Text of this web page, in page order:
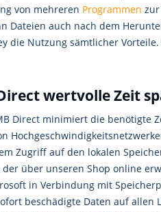
von mehreren Programmen
Dateien auch nach dem
Nutzung sämtlicher
wertvolle Zeit
Direct minimiert die benötigte
Zugriff auf den lokalen
über unseren Shop online
in Verbindung mit
beschädigte Daten auf allen